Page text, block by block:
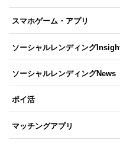
スマホゲーム・アプリ
ソーシャルレンディング
ソーシャルレンディングNews
ポイ活
マッチングアプリ